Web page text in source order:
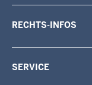
RECHTS-INFOS
SERVICE